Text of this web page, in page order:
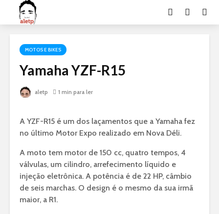
MOTOS E BIKES
Yamaha YZF-R15
aletp 1 min para ler
A YZF-R15 é um dos laçamentos que a Yamaha fez
no último Motor Expo realizado em Nova Déli.
A moto tem motor de 150 cc, quatro tempos, 4
válvulas, um cilindro, arrefecimento líquido e
injeção eletrônica. A potência é de 22 HP, câmbio
de seis marchas. O design é o mesmo da sua irmã
maior, a R1.